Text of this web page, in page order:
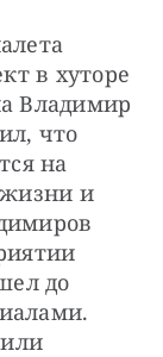
в хуторе
Владимир
что
на
и
до